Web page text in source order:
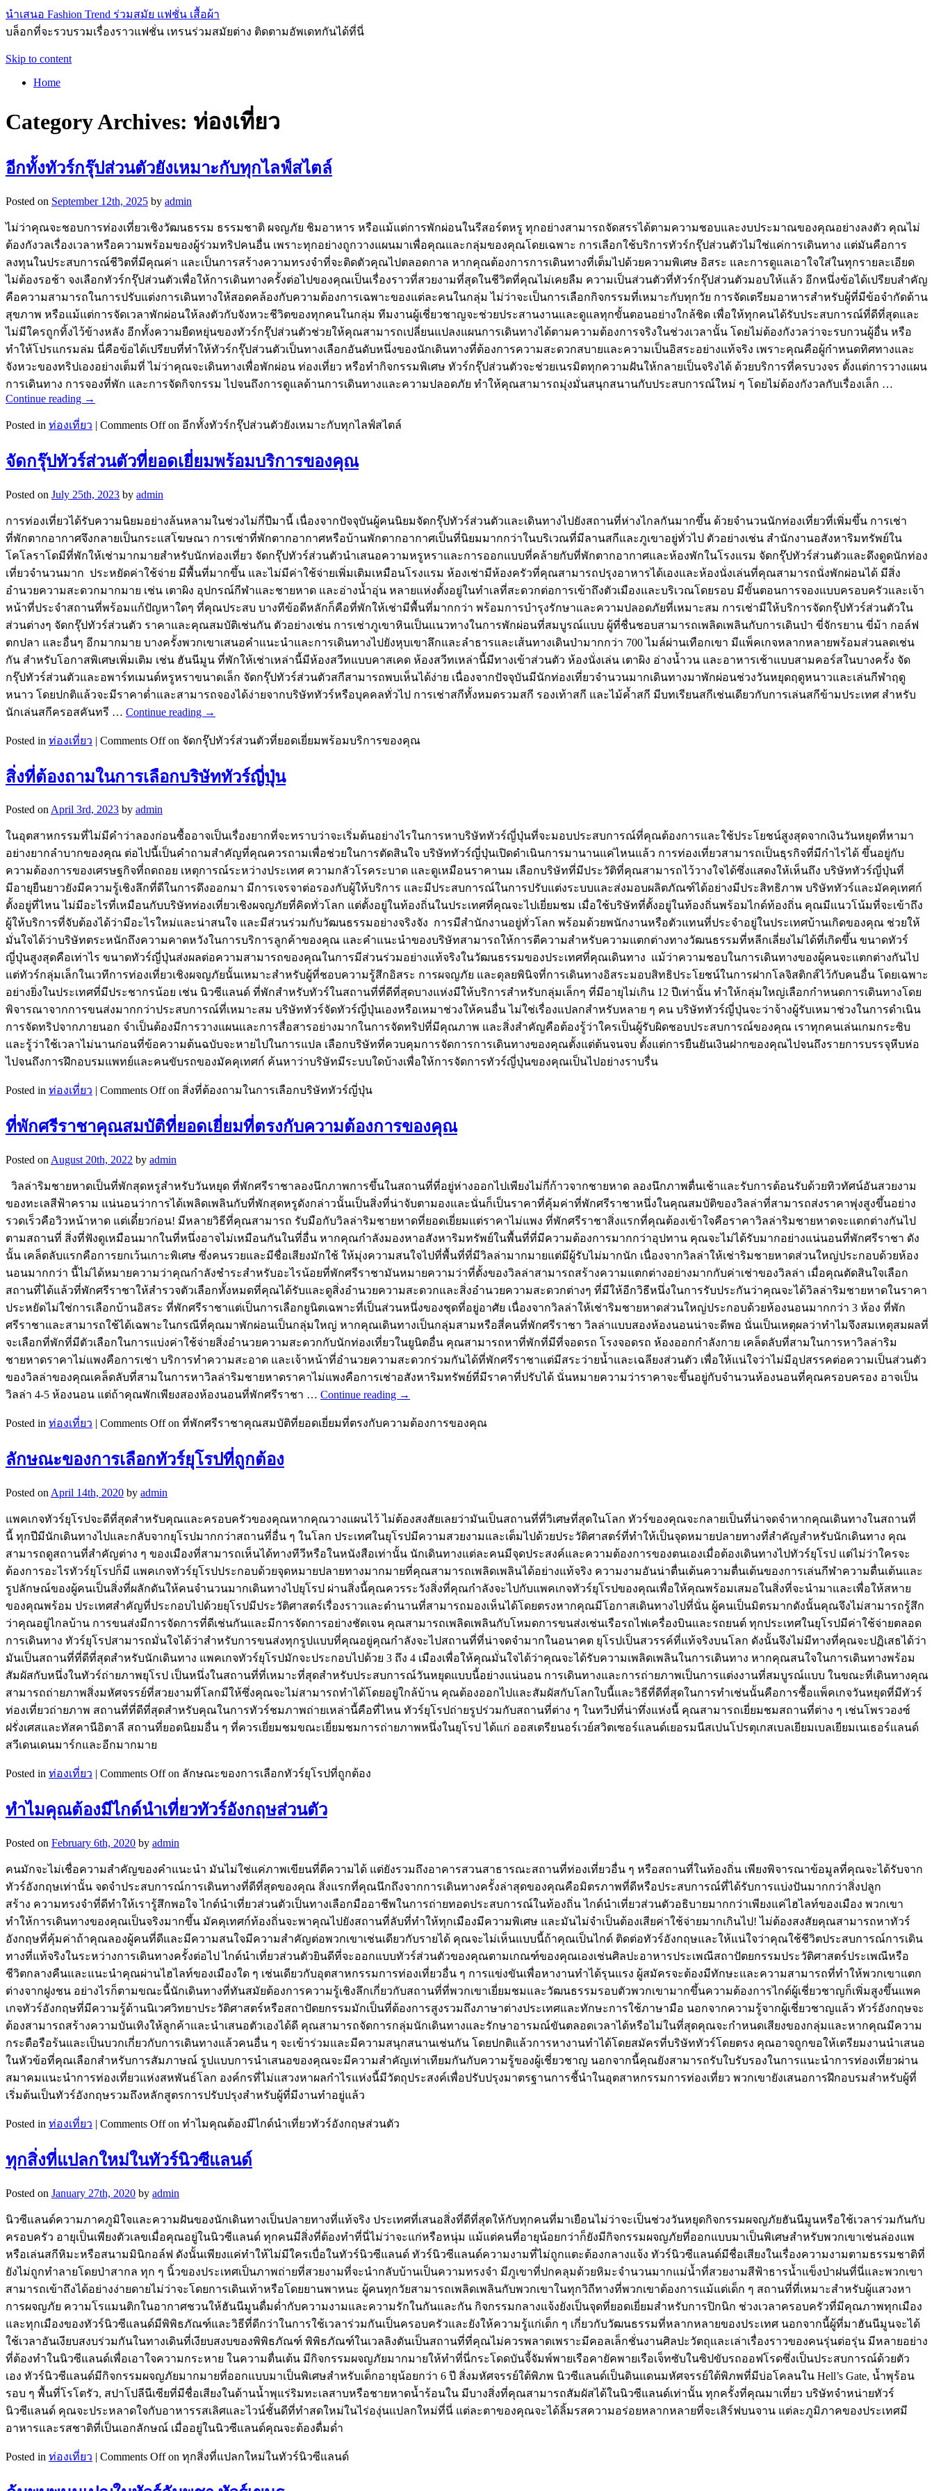
นำเสนอ Fashion Trend ร่วมสมัย แฟชั่น เสื้อผ้า
บล็อกที่จะรวบรวมเรื่องราวแฟชั่น เทรนร่วมสมัยต่าง ติดตามอัพเดทกันได้ที่นี่
Skip to content
Home
Category Archives: ท่องเที่ยว
อีกทั้งทัวร์กรุ๊ปส่วนตัวยังเหมาะกับทุกไลฟ์สไตล์
Posted on September 12th, 2025 by admin
ไม่ว่าคุณจะชอบการท่องเที่ยวเชิงวัฒนธรรม ธรรมชาติ ผจญภัย ชิมอาหาร หรือแม้แต่การพักผ่อนในรีสอร์ตหรู ทุกอย่างสามารถจัดสรรได้ตามความชอบและงบประมาณของคุณอย่างลงตัว คุณไม่
ต้องกังวลเรื่องเวลาหรือความพร้อมของผู้ร่วมทริปคนอื่น เพราะทุกอย่างถูกวางแผนมาเพื่อคุณและกลุ่มของคุณโดยเฉพาะ การเลือกใช้บริการทัวร์กรุ๊ปส่วนตัวไม่ใช่แค่การเดินทาง แต่มันคือการ
ลงทุนในประสบการณ์ชีวิตที่มีคุณค่า และเป็นการสร้างความทรงจำที่จะติดตัวคุณไปตลอดกาล หากคุณต้องการการเดินทางที่เต็มไปด้วยความพิเศษ อิสระ และการดูแลเอาใจใส่ในทุกรายละเอียด
ไม่ต้องรอช้า จงเลือกทัวร์กรุ๊ปส่วนตัวเพื่อให้การเดินทางครั้งต่อไปของคุณเป็นเรื่องราวที่สวยงามที่สุดในชีวิตที่คุณไม่เคยลืม ความเป็นส่วนตัวที่ทัวร์กรุ๊ปส่วนตัวมอบให้แล้ว อีกหนึ่งข้อได้เปรียบสำคัญ
คือความสามารถในการปรับแต่งการเดินทางให้สอดคล้องกับความต้องการเฉพาะของแต่ละคนในกลุ่ม ไม่ว่าจะเป็นการเลือกกิจกรรมที่เหมาะกับทุกวัย การจัดเตรียมอาหารสำหรับผู้ที่มีข้อจำกัดด้าน
สุขภาพ หรือแม้แต่การจัดเวลาพักผ่อนให้ลงตัวกับจังหวะชีวิตของทุกคนในกลุ่ม ทีมงานผู้เชี่ยวชาญจะช่วยประสานงานและดูแลทุกขั้นตอนอย่างใกล้ชิด เพื่อให้ทุกคนได้รับประสบการณ์ที่ดีที่สุดและ
ไม่มีใครถูกทิ้งไว้ข้างหลัง อีกทั้งความยืดหยุ่นของทัวร์กรุ๊ปส่วนตัวช่วยให้คุณสามารถเปลี่ยนแปลงแผนการเดินทางได้ตามความต้องการจริงในช่วงเวลานั้น โดยไม่ต้องกังวลว่าจะรบกวนผู้อื่น หรือ
ทำให้โปรแกรมล่ม นี่คือข้อได้เปรียบที่ทำให้ทัวร์กรุ๊ปส่วนตัวเป็นทางเลือกอันดับหนึ่งของนักเดินทางที่ต้องการความสะดวกสบายและความเป็นอิสระอย่างแท้จริง เพราะคุณคือผู้กำหนดทิศทางและ
จังหวะของทริปเองอย่างเต็มที่ ไม่ว่าคุณจะเดินทางเพื่อพักผ่อน ท่องเที่ยว หรือทำกิจกรรมพิเศษ ทัวร์กรุ๊ปส่วนตัวจะช่วยเนรมิตทุกความฝันให้กลายเป็นจริงได้ ด้วยบริการที่ครบวงจร ตั้งแต่การวางแผน
การเดินทาง การจองที่พัก และการจัดกิจกรรม ไปจนถึงการดูแลด้านการเดินทางและความปลอดภัย ทำให้คุณสามารถมุ่งมั่นสนุกสนานกับประสบการณ์ใหม่ ๆ โดยไม่ต้องกังวลกับเรื่องเล็ก …
Continue reading →
Posted in ท่องเที่ยว | Comments Offon อีกทั้งทัวร์กรุ๊ปส่วนตัวยังเหมาะกับทุกไลฟ์สไตล์
จัดกรุ๊ปทัวร์ส่วนตัวที่ยอดเยี่ยมพร้อมบริการของคุณ
Posted on July 25th, 2023 by admin
การท่องเที่ยวได้รับความนิยมอย่างล้นหลามในช่วงไม่กี่ปีมานี้ เนื่องจากปัจจุบันผู้คนนิยมจัดกรุ๊ปทัวร์ส่วนตัวและเดินทางไปยังสถานที่ห่างไกลกันมากขึ้น ด้วยจำนวนนักท่องเที่ยวที่เพิ่มขึ้น การเช่า
ที่พักตากอากาศจึงกลายเป็นกระแสโฆษณา การเช่าที่พักตากอากาศหรือบ้านพักตากอากาศเป็นที่นิยมมากกว่าในบริเวณที่มีลานสกีและภูเขาอยู่ทั่วไป ตัวอย่างเช่น สำนักงานอสังหาริมทรัพย์ใน
โคโลราโดมีที่พักให้เช่ามากมายสำหรับนักท่องเที่ยว จัดกรุ๊ปทัวร์ส่วนตัวนำเสนอความหรูหราและการออกแบบที่คล้ายกับที่พักตากอากาศและห้องพักในโรงแรม จัดกรุ๊ปทัวร์ส่วนตัวและดึงดูดนักท่อง
เที่ยวจำนวนมาก ประหยัดค่าใช้จ่าย มีพื้นที่มากขึ้น และไม่มีค่าใช้จ่ายเพิ่มเติมเหมือนโรงแรม ห้องเช่ามีห้องครัวที่คุณสามารถปรุงอาหารได้เองและห้องนั่งเล่นที่คุณสามารถนั่งพักผ่อนได้ มีสิ่ง
อำนวยความสะดวกมากมาย เช่น เตาผิง อุปกรณ์กีฬาและชายหาด และอ่างน้ำอุ่น หลายแห่งตั้งอยู่ในทำเลที่สะดวกต่อการเข้าถึงตัวเมืองและบริเวณโดยรอบ มีขั้นตอนการจองแบบครอบครัวและเจ้า
หน้าที่ประจำสถานที่พร้อมแก้ปัญหาใดๆ ที่คุณประสบ บางทีข้อดีหลักก็คือที่พักให้เช่ามีพื้นที่มากกว่า พร้อมการบำรุงรักษาและความปลอดภัยที่เหมาะสม การเช่ามีให้บริการจัดกรุ๊ปทัวร์ส่วนตัวใน
ส่วนต่างๆ จัดกรุ๊ปทัวร์ส่วนตัว ราคาและคุณสมบัติเช่นกัน ตัวอย่างเช่น การเช่าภูเขาหินเป็นแนวทางในการพักผ่อนที่สมบูรณ์แบบ ผู้ที่ชื่นชอบสามารถเพลิดเพลินกับการเดินป่า ขี่จักรยาน ขี่ม้า กอล์ฟ
ตกปลา และอื่นๆ อีกมากมาย บางครั้งพวกเขาเสนอคำแนะนำและการเดินทางไปยังหุบเขาลึกและลำธารและเส้นทางเดินป่ามากกว่า 700 ไมล์ผ่านเทือกเขา มีแพ็คเกจหลากหลายพร้อมส่วนลดเช่น
กัน สำหรับโอกาสพิเศษเพิ่มเติม เช่น ฮันนีมูน ที่พักให้เช่าเหล่านี้มีห้องสวีทแบบคาสเคด ห้องสวีทเหล่านี้มีทางเข้าส่วนตัว ห้องนั่งเล่น เตาผิง อ่างน้ำวน และอาหารเช้าแบบสามคอร์สในบางครั้ง จัด
กรุ๊ปทัวร์ส่วนตัวและอพาร์ทเมนต์หรูหราขนาดเล็ก จัดกรุ๊ปทัวร์ส่วนตัวสกีสามารถพบเห็นได้ง่าย เนื่องจากปัจจุบันมีนักท่องเที่ยวจำนวนมากเดินทางมาพักผ่อนช่วงวันหยุดฤดูหนาวและเล่นกีฬาฤดู
หนาว โดยปกติแล้วจะมีราคาต่ำและสามารถจองได้ง่ายจากบริษัททัวร์หรือบุคคลทั่วไป การเช่าสกีทั้งหมดรวมสกี รองเท้าสกี และไม้ค้ำสกี มีบทเรียนสกีเช่นเดียวกับการเล่นสกีข้ามประเทศ สำหรับ
นักเล่นสกีครอสคันทรี … Continue reading →
Posted in ท่องเที่ยว | Comments Offon จัดกรุ๊ปทัวร์ส่วนตัวที่ยอดเยี่ยมพร้อมบริการของคุณ
สิ่งที่ต้องถามในการเลือกบริษัททัวร์ญี่ปุ่น
Posted onApril 3rd, 2023 by admin
ในอุตสาหกรรมที่ไม่มีคำว่าลองก่อนซื้ออาจเป็นเรื่องยากที่จะทราบว่าจะเริ่มต้นอย่างไรในการหาบริษัททัวร์ญี่ปุ่นที่จะมอบประสบการณ์ที่คุณต้องการและใช้ประโยชน์สูงสุดจากเงินวันหยุดที่หามา
อย่างยากลำบากของคุณ ต่อไปนี้เป็นคำถามสำคัญที่คุณควรถามเพื่อช่วยในการตัดสินใจ บริษัททัวร์ญี่ปุ่นเปิดดำเนินการมานานแค่ไหนแล้ว การท่องเที่ยวสามารถเป็นธุรกิจที่มีกำไรได้ ขึ้นอยู่กับ
ความต้องการของเศรษฐกิจที่ถดถอย เหตุการณ์ระหว่างประเทศ ความกลัวโรคระบาด และดูเหมือนราคานม เลือกบริษัทที่มีประวัติที่คุณสามารถไว้วางใจได้ซึ่งแสดงให้เห็นถึง บริษัททัวร์ญี่ปุ่นที่
มีอายุยืนยาวยังมีความรู้เชิงลึกที่ดีในการดึงออกมา มีการเจรจาต่อรองกับผู้ให้บริการ และมีประสบการณ์ในการปรับแต่งระบบและส่งมอบผลิตภัณฑ์ได้อย่างมีประสิทธิภาพ บริษัททัวร์และมัคคุเทศก์
ตั้งอยู่ที่ไหน ไม่มีอะไรที่เหมือนกับบริษัทท่องเที่ยวเชิงผจญภัยที่คิดทั่วโลก แต่ตั้งอยู่ในท้องถิ่นในประเทศที่คุณจะไปเยี่ยมชม เมื่อใช้บริษัทที่ตั้งอยู่ในท้องถิ่นพร้อมไกด์ท้องถิ่น คุณมีแนวโน้มที่จะเข้าถึง
ผู้ให้บริการที่จับต้องได้ว่ามีอะไรใหม่และน่าสนใจ และมีส่วนร่วมกับวัฒนธรรมอย่างจริงจัง การมีสำนักงานอยู่ทั่วโลก พร้อมด้วยพนักงานหรือตัวแทนที่ประจำอยู่ในประเทศบ้านเกิดของคุณ ช่วยให้
มั่นใจได้ว่าบริษัทตระหนักถึงความคาดหวังในการบริการลูกค้าของคุณ และคำแนะนำของบริษัทสามารถให้การตีความสำหรับความแตกต่างทางวัฒนธรรมที่หลีกเลี่ยงไม่ได้ที่เกิดขึ้น ขนาดทัวร์
ญี่ปุ่นสูงสุดคือเท่าไร ขนาดทัวร์ญี่ปุ่นส่งผลต่อความสามารถของคุณในการมีส่วนร่วมอย่างแท้จริงในวัฒนธรรมของประเทศที่คุณเดินทาง แม้ว่าความชอบในการเดินทางของผู้คนจะแตกต่างกันไป
แต่ทัวร์กลุ่มเล็กในเวทีการท่องเที่ยวเชิงผจญภัยนั้นเหมาะสำหรับผู้ที่ชอบความรู้สึกอิสระ การผจญภัย และดุลยพินิจที่การเดินทางอิสระมอบสิทธิประโยชน์ในการฝากโลจิสติกส์ไว้กับคนอื่น โดยเฉพาะ
อย่างยิ่งในประเทศที่มีประชากรน้อย เช่น นิวซีแลนด์ ที่พักสำหรับทัวร์ในสถานที่ที่ดีที่สุดบางแห่งมีให้บริการสำหรับกลุ่มเล็กๆ ที่มีอายุไม่เกิน 12 ปีเท่านั้น ทำให้กลุ่มใหญ่เลือกกำหนดการเดินทางโดย
พิจารณาจากการขนส่งมากกว่าประสบการณ์ที่เหมาะสม บริษัททัวร์จัดทัวร์ญี่ปุ่นเองหรือเหมาช่วงให้คนอื่น ไม่ใช่เรื่องแปลกสำหรับหลาย ๆ คน บริษัททัวร์ญี่ปุ่นจะว่าจ้างผู้รับเหมาช่วงในการดำเนิน
การจัดทริปจากภายนอก จำเป็นต้องมีการวางแผนและการสื่อสารอย่างมากในการจัดทริปที่มีคุณภาพ และสิ่งสำคัญคือต้องรู้ว่าใครเป็นผู้รับผิดชอบประสบการณ์ของคุณ เราทุกคนเล่นเกมกระซิบ
และรู้ว่าใช้เวลาไม่นานก่อนที่ข้อความต้นฉบับจะหายไปในการแปล เลือกบริษัทที่ควบคุมการจัดการการเดินทางของคุณตั้งแต่ต้นจนจบ ตั้งแต่การยืนยันเงินฝากของคุณไปจนถึงรายการบรรจุหีบห่อ
ไปจนถึงการฝึกอบรมแพทย์และคนขับรถของมัคคุเทศก์ ค้นหาว่าบริษัทมีระบบใดบ้างเพื่อให้การจัดการทัวร์ญี่ปุ่นของคุณเป็นไปอย่างราบรื่น
Posted in ท่องเที่ยว | Comments Offon สิ่งที่ต้องถามในการเลือกบริษัททัวร์ญี่ปุ่น
ที่พักศรีราชาคุณสมบัติที่ยอดเยี่ยมที่ตรงกับความต้องการของคุณ
Posted on August 20th, 2022 by admin
วิลล่าริมชายหาดเป็นที่พักสุดหรูสำหรับวันหยุด ที่พักศรีราชาลองนึกภาพการขึ้นในสถานที่ที่อยู่ห่างออกไปเพียงไม่กี่ก้าวจากชายหาด ลองนึกภาพตื่นเช้าและรับการต้อนรับด้วยทิวทัศน์อันสวยงาม
ของทะเลสีฟ้าคราม แน่นอนว่าการได้เพลิดเพลินกับที่พักสุดหรูดังกล่าวนั้นเป็นสิ่งที่น่าจับตามองและนั่นก็เป็นราคาที่คุ้มค่าที่พักศรีราชาหนึ่งในคุณสมบัติของวิลล่าที่สามารถส่งราคาพุ่งสูงขึ้นอย่าง
รวดเร็วคือวิวหน้าหาด แต่เดี๋ยวก่อน! มีหลายวิธีที่คุณสามารถ รับมือกับวิลล่าริมชายหาดที่ยอดเยี่ยมแต่ราคาไม่แพง ที่พักศรีราชาสิ่งแรกที่คุณต้องเข้าใจคือราคาวิลล่าริมชายหาดจะแตกต่างกันไป
ตามสถานที่ สิ่งที่ฟังดูเหมือนมากในที่หนึ่งอาจไม่เหมือนกันในที่อื่น หากคุณกำลังมองหาอสังหาริมทรัพย์ในพื้นที่ที่มีความต้องการมากกว่าอุปทาน คุณจะไม่ได้รับมากอย่างแน่นอนที่พักศรีราชา ดัง
นั้น เคล็ดลับแรกคือการยกเว้นเกาะพิเศษ ซึ่งคนรวยและมีชื่อเสียงมักใช้ ให้มุ่งความสนใจไปที่พื้นที่ที่มีวิลล่ามากมายแต่มีผู้รับไม่มากนัก เนื่องจากวิลล่าให้เช่าริมชายหาดส่วนใหญ่ประกอบด้วยห้อง
นอนมากกว่า นี้ไม่ได้หมายความว่าคุณกำลังชำระสำหรับอะไรน้อยที่พักศรีราชามันหมายความว่าที่ตั้งของวิลล่าสามารถสร้างความแตกต่างอย่างมากกับค่าเช่าของวิลล่า เมื่อคุณตัดสินใจเลือก
สถานที่ได้แล้วที่พักศรีราชาให้สำรวจตัวเลือกทั้งหมดที่คุณได้รับและดูสิ่งอำนวยความสะดวกและสิ่งอำนวยความสะดวกต่างๆ ที่มีให้อีกวิธีหนึ่งในการรับประกันว่าคุณจะได้วิลล่าริมชายหาดในราคา
ประหยัดไม่ใช่การเลือกบ้านอิสระ ที่พักศรีราชาแต่เป็นการเลือกยูนิตเฉพาะที่เป็นส่วนหนึ่งของชุดที่อยู่อาศัย เนื่องจากวิลล่าให้เช่าริมชายหาดส่วนใหญ่ประกอบด้วยห้องนอนมากกว่า 3 ห้อง ที่พัก
ศรีราชาและสามารถใช้ได้เฉพาะในกรณีที่คุณมาพักผ่อนเป็นกลุ่มใหญ่ หากคุณเดินทางเป็นกลุ่มสามหรือสี่คนที่พักศรีราชา วิลล่าแบบสองห้องนอนน่าจะดีพอ นั่นเป็นเหตุผลว่าทำไมจึงสมเหตุสมผลที่
จะเลือกที่พักที่มีตัวเลือกในการแบ่งค่าใช้จ่ายสิ่งอำนวยความสะดวกกับนักท่องเที่ยวในยูนิตอื่น คุณสามารถหาที่พักที่มีที่จอดรถ โรงจอดรถ ห้องออกกำลังกาย เคล็ดลับที่สามในการหาวิลล่าริม
ชายหาดราคาไม่แพงคือการเช่า บริการทำความสะอาด และเจ้าหน้าที่อำนวยความสะดวกร่วมกันได้ที่พักศรีราชาแต่มีสระว่ายน้ำและเฉลียงส่วนตัว เพื่อให้แน่ใจว่าไม่มีอุปสรรคต่อความเป็นส่วนตัว
ของวิลล่าของคุณเคล็ดลับที่สามในการหาวิลล่าริมชายหาดราคาไม่แพงคือการเช่าอสังหาริมทรัพย์ที่มีราคาที่ปรับได้ นั่นหมายความว่าราคาจะขึ้นอยู่กับจำนวนห้องนอนที่คุณครอบครอง อาจเป็น
วิลล่า 4-5 ห้องนอน แต่ถ้าคุณพักเพียงสองห้องนอนที่พักศรีราชา … Continue reading →
Posted in ท่องเที่ยว | Comments Offon ที่พักศรีราชาคุณสมบัติที่ยอดเยี่ยมที่ตรงกับความต้องการของคุณ
ลักษณะของการเลือกทัวร์ยุโรปที่ถูกต้อง
Posted on April 14th, 2020 by admin
แพคเกจทัวร์ยุโรปจะดีที่สุดสำหรับคุณและครอบครัวของคุณหากคุณวางแผนไว้ ไม่ต้องสงสัยเลยว่ามันเป็นสถานที่ที่วิเศษที่สุดในโลก ทัวร์ของคุณจะกลายเป็นที่น่าจดจำหากคุณเดินทางในสถานที่
นี้ ทุกปีมีนักเดินทางไปและกลับจากยุโรปมากกว่าสถานที่อื่น ๆ ในโลก ประเทศในยุโรปมีความสวยงามและเต็มไปด้วยประวัติศาสตร์ที่ทำให้เป็นจุดหมายปลายทางที่สำคัญสำหรับนักเดินทาง คุณ
สามารถดูสถานที่สำคัญต่าง ๆ ของเมืองที่สามารถเห็นได้ทางทีวีหรือในหนังสือเท่านั้น นักเดินทางแต่ละคนมีจุดประสงค์และความต้องการของตนเองเมื่อต้องเดินทางไปทัวร์ยุโรป แต่ไม่ว่าใครจะ
ต้องการอะไรทัวร์ยุโรปก็มี แพคเกจทัวร์ยุโรปประกอบด้วยจุดหมายปลายทางมากมายที่คุณสามารถเพลิดเพลินได้อย่างแท้จริง ความงามอันน่าตื่นเต้นความตื่นเต้นของการเล่นกีฬาความตื่นเต้นและ
รูปลักษณ์ของผู้คนเป็นสิ่งที่ผลักดันให้คนจำนวนมากเดินทางไปยุโรป ผ่านสิ่งนี้คุณควรระวังสิ่งที่คุณกำลังจะไปกับแพคเกจทัวร์ยุโรปของคุณเพื่อให้คุณพร้อมเสมอในสิ่งที่จะนำมาและเพื่อให้สหาย
ของคุณพร้อม ประเทศสำคัญที่ประกอบไปด้วยยุโรปมีประวัติศาสตร์เรื่องราวและตำนานที่สามารถมองเห็นได้โดยตรงหากคุณมีโอกาสเดินทางไปที่นั่น ผู้คนเป็นมิตรมากดังนั้นคุณจึงไม่สามารถรู้สึก
ว่าคุณอยู่ไกลบ้าน การขนส่งมีการจัดการที่ดีเช่นกันและมีการจัดการอย่างชัดเจน คุณสามารถเพลิดเพลินกับโหมดการขนส่งเช่นเรือรถไฟเครื่องบินและรถยนต์ ทุกประเทศในยุโรปมีค่าใช้จ่ายตลอด
การเดินทาง ทัวร์ยุโรปสามารถมั่นใจได้ว่าสำหรับการขนส่งทุกรูปแบบที่คุณอยู่คุณกำลังจะไปสถานที่ที่น่าจดจำมากในอนาคต ยุโรปเป็นสวรรค์ที่แท้จริงบนโลก ดังนั้นจึงไม่มีทางที่คุณจะปฏิเสธได้ว่า
มันเป็นสถานที่ที่ดีที่สุดสำหรับนักเดินทาง แพคเกจทัวร์ยุโรปมักจะประกอบไปด้วย 3 ถึง 4 เมืองเพื่อให้คุณมั่นใจได้ว่าคุณจะได้รับความเพลิดเพลินในการเดินทาง หากคุณสนใจในการเดินทางพร้อม
สัมผัสกับหนึ่งในทัวร์ถ่ายภาพยุโรป เป็นหนึ่งในสถานที่ที่เหมาะที่สุดสำหรับประสบการณ์วันหยุดแบบนี้อย่างแน่นอน การเดินทางและการถ่ายภาพเป็นการแต่งงานที่สมบูรณ์แบบ ในขณะที่เดินทางคุณ
สามารถถ่ายภาพสิ่งมหัศจรรย์ที่สวยงามที่โลกมีให้ซึ่งคุณจะไม่สามารถทำได้โดยอยู่ใกล้บ้าน คุณต้องออกไปและสัมผัสกับโลกใบนี้และวิธีที่ดีที่สุดในการทำเช่นนั้นคือการซื้อแพ็คเกจวันหยุดที่มีทัวร์
ท่องเที่ยวถ่ายภาพ สถานที่ที่ดีที่สุดสำหรับคุณในการทัวร์ชมภาพถ่ายเหล่านี้คือที่ไหน ทัวร์ยุโรปถ่ายรูปร่วมกับสถานที่ต่าง ๆ ในทวีปที่น่าทึ่งแห่งนี้ คุณสามารถเยี่ยมชมสถานที่ต่าง ๆ เช่นโพรวองซ์
ฝรั่งเศสและทัสคานีอิตาลี สถานที่ยอดนิยมอื่น ๆ ที่ควรเยี่ยมชมขณะเยี่ยมชมการถ่ายภาพหนึ่งในยุโรป ได้แก่ ออสเตรียนอร์เวย์สวิตเซอร์แลนด์เยอรมนีสเปนโปรตุเกสเบลเยียมเบลเยียมเนเธอร์แลนด์
สวีเดนเดนมาร์กและอีกมากมาย
Posted in ท่องเที่ยว | Comments Offon ลักษณะของการเลือกทัวร์ยุโรปที่ถูกต้อง
ทำไมคุณต้องมีไกด์นำเที่ยวทัวร์อังกฤษส่วนตัว
Posted on February 6th, 2020 by admin
คนมักจะไม่เชื่อความสำคัญของคำแนะนำ มันไม่ใช่แค่ภาพเขียนที่ตีความได้ แต่ยังรวมถึงอาคารสวนสาธารณะสถานที่ท่องเที่ยวอื่น ๆ หรือสถานที่ในท้องถิ่น เพียงพิจารณาข้อมูลที่คุณจะได้รับจาก
ทัวร์อังกฤษเท่านั้น จดจำประสบการณ์การเดินทางที่ดีที่สุดของคุณ สิ่งแรกที่คุณนึกถึงจากการเดินทางครั้งล่าสุดของคุณคือมิตรภาพที่ดีหรือประสบการณ์ที่ได้รับการแบ่งปันมากกว่าสิ่งปลูก
สร้าง ความทรงจำที่ดีทำให้เรารู้สึกพอใจ ไกด์นำเที่ยวส่วนตัวเป็นทางเลือกมืออาชีพในการถ่ายทอดประสบการณ์ในท้องถิ่น ไกด์นำเที่ยวส่วนตัวอธิบายมากกว่าเพียงแค่ไฮไลท์ของเมือง พวกเขา
ทำให้การเดินทางของคุณเป็นจริงมากขึ้น มัคคุเทศก์ท้องถิ่นจะพาคุณไปยังสถานที่ลับที่ทำให้ทุกเมืองมีความพิเศษ และมันไม่จำเป็นต้องเสียค่าใช้จ่ายมากเกินไป! ไม่ต้องสงสัยคุณสามารถหาทัวร์
อังกฤษที่คุ้มค่าถ้าคุณลองผู้คนที่ดีและมีความสนใจมีความสำคัญต่อพวกเขาเช่นเดียวกับรายได้ คุณจะไม่เห็นแบบนี้ถ้าคุณเป็นไกด์ ติดต่อทัวร์อังกฤษและให้แน่ใจว่าคุณใช้ชีวิตประสบการณ์การเดิน
ทางที่แท้จริงในระหว่างการเดินทางครั้งต่อไป ไกด์นำเที่ยวส่วนตัวยินดีที่จะออกแบบทัวร์ส่วนตัวของคุณตามเกณฑ์ของคุณเองเช่นศิลปะอาหารประเพณีสถาปัตยกรรมประวัติศาสตร์ประเพณีหรือ
ชีวิตกลางคืนและแนะนำคุณผ่านไฮไลท์ของเมืองใด ๆ เช่นเดียวกับอุตสาหกรรมการท่องเที่ยวอื่น ๆ การแข่งขันเพื่อหางานทำได้รุนแรง ผู้สมัครจะต้องมีทักษะและความสามารถที่ทำให้พวกเขาแตก
ต่างจากฝูงชน อย่างไรก็ตามขณะนี้นักเดินทางที่ทันสมัยต้องการความรู้เชิงลึกเกี่ยวกับสถานที่ที่พวกเขาเยี่ยมชมและวัฒนธรรมรอบตัวพวกเขามากขึ้นความต้องการไกด์ผู้เชี่ยวชาญก็เพิ่มสูงขึ้นแพค
เกจทัวร์อังกฤษที่มีความรู้ด้านนิเวศวิทยาประวัติศาสตร์หรือสถาปัตยกรรมมักเป็นที่ต้องการสูงรวมถึงภาษาต่างประเทศและทักษะการใช้ภาษามือ นอกจากความรู้จากผู้เชี่ยวชาญแล้ว ทัวร์อังกฤษจะ
ต้องสามารถสร้างความบันเทิงให้ลูกค้าและนำเสนอตัวเองได้ดี คุณสามารถจัดการกลุ่มนักเดินทางและรักษาอารมณ์ขันตลอดเวลาได้หรือไม่ในที่สุดคุณจะกำหนดเสียงของกลุ่มและหากคุณมีความ
กระตือรือร้นและเป็นบวกเกี่ยวกับการเดินทางแล้วคนอื่น ๆ จะเข้าร่วมและมีความสนุกสนานเช่นกัน โดยปกติแล้วการหางานทำได้โดยสมัครที่บริษัททัวร์โดยตรง คุณอาจถูกขอให้เตรียมงานนำเสนอ
ในหัวข้อที่คุณเลือกสำหรับการสัมภาษณ์ รูปแบบการนำเสนอของคุณจะมีความสำคัญเท่าเทียมกันกับความรู้ของผู้เชี่ยวชาญ นอกจากนี้คุณยังสามารถรับใบรับรองในการแนะนำการท่องเที่ยวผ่าน
สมาคมแนะนำการท่องเที่ยวแห่งสหพันธ์โลก องค์กรที่ไม่แสวงหาผลกำไรแห่งนี้มีวัตถุประสงค์เพื่อปรับปรุงมาตรฐานการชี้นำในอุตสาหกรรมการท่องเที่ยว พวกเขายังเสนอการฝึกอบรมสำหรับผู้ที่
เริ่มต้นเป็นทัวร์อังกฤษรวมถึงหลักสูตรการปรับปรุงสำหรับผู้ที่มีงานทำอยู่แล้ว
Posted in ท่องเที่ยว | Comments Offon ทำไมคุณต้องมีไกด์นำเที่ยวทัวร์อังกฤษส่วนตัว
ทุกสิ่งที่แปลกใหม่ในทัวร์นิวซีแลนด์
Posted on January 27th, 2020 by admin
นิวซีแลนด์ความภาคภูมิใจและความฝันของนักเดินทางเป็นปลายทางที่แท้จริง ประเทศที่เสนอสิ่งที่ดีที่สุดให้กับทุกคนที่มาเยือนไม่ว่าจะเป็นช่วงวันหยุดกิจกรรมผจญภัยฮันนีมูนหรือใช้เวลาร่วมกันกับ
ครอบครัว อายุเป็นเพียงตัวเลขเมื่อคุณอยู่ในนิวซีแลนด์ ทุกคนมีสิ่งที่ต้องทำที่นี่ไม่ว่าจะแก่หรือหนุ่ม แม้แต่คนที่อายุน้อยกว่าก็ยังมีกิจกรรมผจญภัยที่ออกแบบมาเป็นพิเศษสำหรับพวกเขาเช่นล่องแพ
หรือเล่นสกีหิมะหรือสนามมินิกอล์ฟ ดังนั้นเพียงแค่ทำให้ไม่มีใครเบื่อในทัวร์นิวซีแลนด์ ทัวร์นิวซีแลนด์ความงามที่ไม่ถูกแตะต้องกลางแจ้ง ทัวร์นิวซีแลนด์มีชื่อเสียงในเรื่องความงามตามธรรมชาติที่
ยังไม่ถูกทำลายโดยป่าสากล ทุก ๆ นิ้วของประเทศเป็นภาพถ่ายที่สวยงามที่จะนำกลับบ้านเป็นความทรงจำ มีภูเขาที่ปกคลุมด้วยหิมะจำนวนมากแม่น้ำที่สวยงามสีฟ้าธารน้ำแข็งป่าฝนที่นี่และพวกเขา
สามารถเข้าถึงได้อย่างง่ายดายไม่ว่าจะโดยการเดินเท้าหรือโดยยานพาหนะ ผู้คนทุกวัยสามารถเพลิดเพลินกับพวกเขาในทุกวิถีทางที่พวกเขาต้องการแม้แต่เด็ก ๆ สถานที่ที่เหมาะสำหรับผู้แสวงหา
การผจญภัย ความโรแมนติกในอากาศชวนให้ฮันนีมูนดื่มด่ำกับความงามและความรักในกันและกัน กิจกรรมกลางแจ้งยังเป็นจุดที่ยอดเยี่ยมสำหรับการปิกนิก ช่วงเวลาครอบครัวที่มีคุณภาพทุกเมือง
และทุกเมืองของทัวร์นิวซีแลนด์มีพิพิธภัณฑ์และวิธีที่ดีกว่าในการใช้เวลาร่วมกันเป็นครอบครัวและยังให้ความรู้แก่เด็ก ๆ เกี่ยวกับวัฒนธรรมที่หลากหลายของประเทศ นอกจากนี้ผู้ที่มาฮันนีมูนจะได้
ใช้เวลาอันเงียบสงบร่วมกันในทางเดินที่เงียบสงบของพิพิธภัณฑ์ พิพิธภัณฑ์ในเวลลิงตันเป็นสถานที่ที่คุณไม่ควรพลาดเพราะมีคอลเล็กชั่นงานศิลปะวัตถุและเล่าเรื่องราวของคนรุ่นต่อรุ่น มีหลายอย่าง
ที่ต้องทำในนิวซีแลนด์เพื่อเอาใจความกระหาย ในความตื่นเต้น มีกิจกรรมผจญภัยมากมายให้ทำที่นี่กระโดดบันจี้จัมพ์พายเรือคายัคพายเรือเจ็ทซับในซิปขับรถออฟโรดซึ่งเป็นประสบการณ์ด้วยตัว
เอง ทัวร์นิวซีแลนด์มีกิจกรรมผจญภัยมากมายที่ออกแบบมาเป็นพิเศษสำหรับเด็กอายุน้อยกว่า 6 ปี สิ่งมหัศจรรย์ใต้พิภพ นิวซีแลนด์เป็นดินแดนมหัศจรรย์ใต้พิภพที่มีบ่อโคลนใน Hell’s Gate, น้ำพุร้อน
รอบ ๆ พื้นที่โรโตรัว, สปาโปลีนีเซียที่มีชื่อเสียงในด้านน้ำพุแร่ริมทะเลสาบหรือชายหาดน้ำร้อนใน มีบางสิ่งที่คุณสามารถสัมผัสได้ในนิวซีแลนด์เท่านั้น ทุกครั้งที่คุณมาเที่ยว บริษัทจำหน่ายทัวร์
นิวซีแลนด์ คุณจะประหลาดใจกับอาหารรสเลิศและไวน์ชั้นดีที่ทำสดใหม่ในไร่องุ่นแปลกใหม่ที่นี่ แต่ละตาของคุณจะได้ลิ้มรสความอร่อยหลากหลายที่จะเสิร์ฟบนจาน แต่ละภูมิภาคของประเทศมี
อาหารและรสชาติที่เป็นเอกลักษณ์ เมื่ออยู่ในนิวซีแลนด์คุณจะต้องดื่มด่ำ
Posted in ท่องเที่ยว | Comments Offon ทุกสิ่งที่แปลกใหม่ในทัวร์นิวซีแลนด์